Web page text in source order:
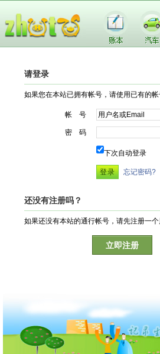
请登录
如果您在本站已拥有帐号，请使用已有的
帐 号
密 码
下次自动登录
忘记密码?
还没有注册吗？
如果还没有本站的通行帐号，请先注册一个
立即注册